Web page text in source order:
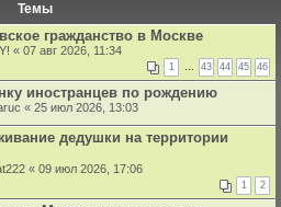
Темы
гражданство в Москве
« 07 авг 2026, 11:34
1 … 43 44 45 46
иностранцев по рождению
« 25 июл 2026, 13:03
дедушки на территории
« 09 июл 2026, 17:06
1 2